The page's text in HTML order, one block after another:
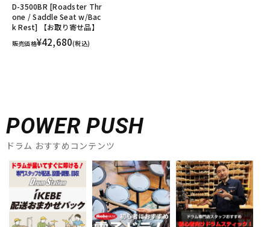
D-3500BR [Roadster Thr
one / Saddle Seat w/Bac
k Rest] 【お取り寄せ品】
販売価格¥42,680(税込)
POWER PUSH
ドラム おすすめコンテンツ